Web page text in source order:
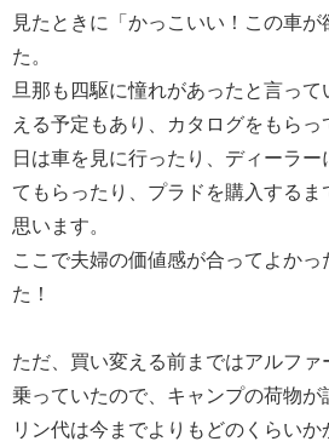
見たときに「かっこいい！この車
た。
旦那も四駆に憧れがあったと言っ
える予定もあり、カタログをもら
日は車を見に行ったり、ディーラ
てもらったり、プラドを購入するま
思います。
ここで夫婦の価値感が合ってよかっ
た！
ただ、買い変える前まではアルファ
乗っていたので、キャンプの荷物が
リン代は今までよりもどのくらいか